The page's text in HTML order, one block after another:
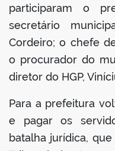
participaram o
secretário
Cordeiro; o chefe
o procurador do
diretor do HGP,
Para a prefeitura
e pagar os
batalha jurídica,